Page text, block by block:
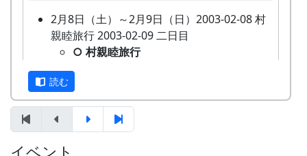
石垣や畦道の草刈り、肥料の散布。
7月30日（日）2000-07-30 棚田オーナー草引
き作業 ...
草引き作業
あまごつかみ
川に放流されたあまごを手で掴んで
棚田オーナー選考会
4月21日（日）2002-04-21 棚田オーナー対面
式
棚田オーナー対面式
来る人たち）と棚田保存会（岩座神
の住人）の初顔合わせ。お互いの自
己紹介やら、農業改良普及センター
2月8日（土）～2月9日（日）2003-02-08 村
親睦旅行 2003-02-09 二日目
○ 村親睦旅行
1月28日（火）～2月21日（金）2003-01-28
棚田オーナー募集
★ 棚田オーナー募集
申し込みの窓口は加美町役場 産業課
読む
イベント